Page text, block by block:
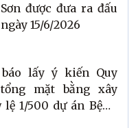
được đưa ra đấu
15/6/2026
lấy ý kiến Quy
mặt bằng xây
1/500 dự án Bệnh